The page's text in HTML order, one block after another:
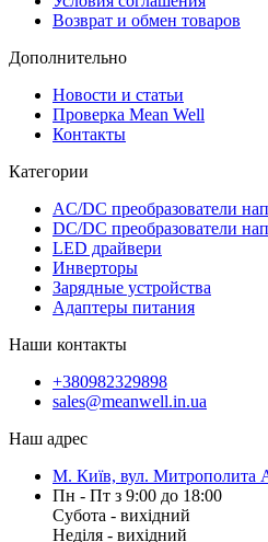
Возврат и обмен товаров
Дополнительно
Новости и статьи
Проверка Mean Well
Контакты
Категории
AC/DC преобразователи
DC/DC преобразователи
LED драйвери
Инверторы
Зарядные устройства
Адаптеры питания
Наши контакты
+380982329898
sales@meanwell.in.ua
Наш адрес
М. Київ, вул. Митрополита
Пн - Пт з 9:00 до 18:00
Субота - вихідний
Неділя - вихідний